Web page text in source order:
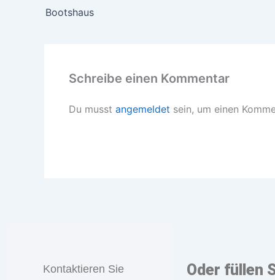
Bootshaus
Schreibe einen Kommentar
Du musst angemeldet sein, um einen
Kontaktieren Sie
Oder füllen